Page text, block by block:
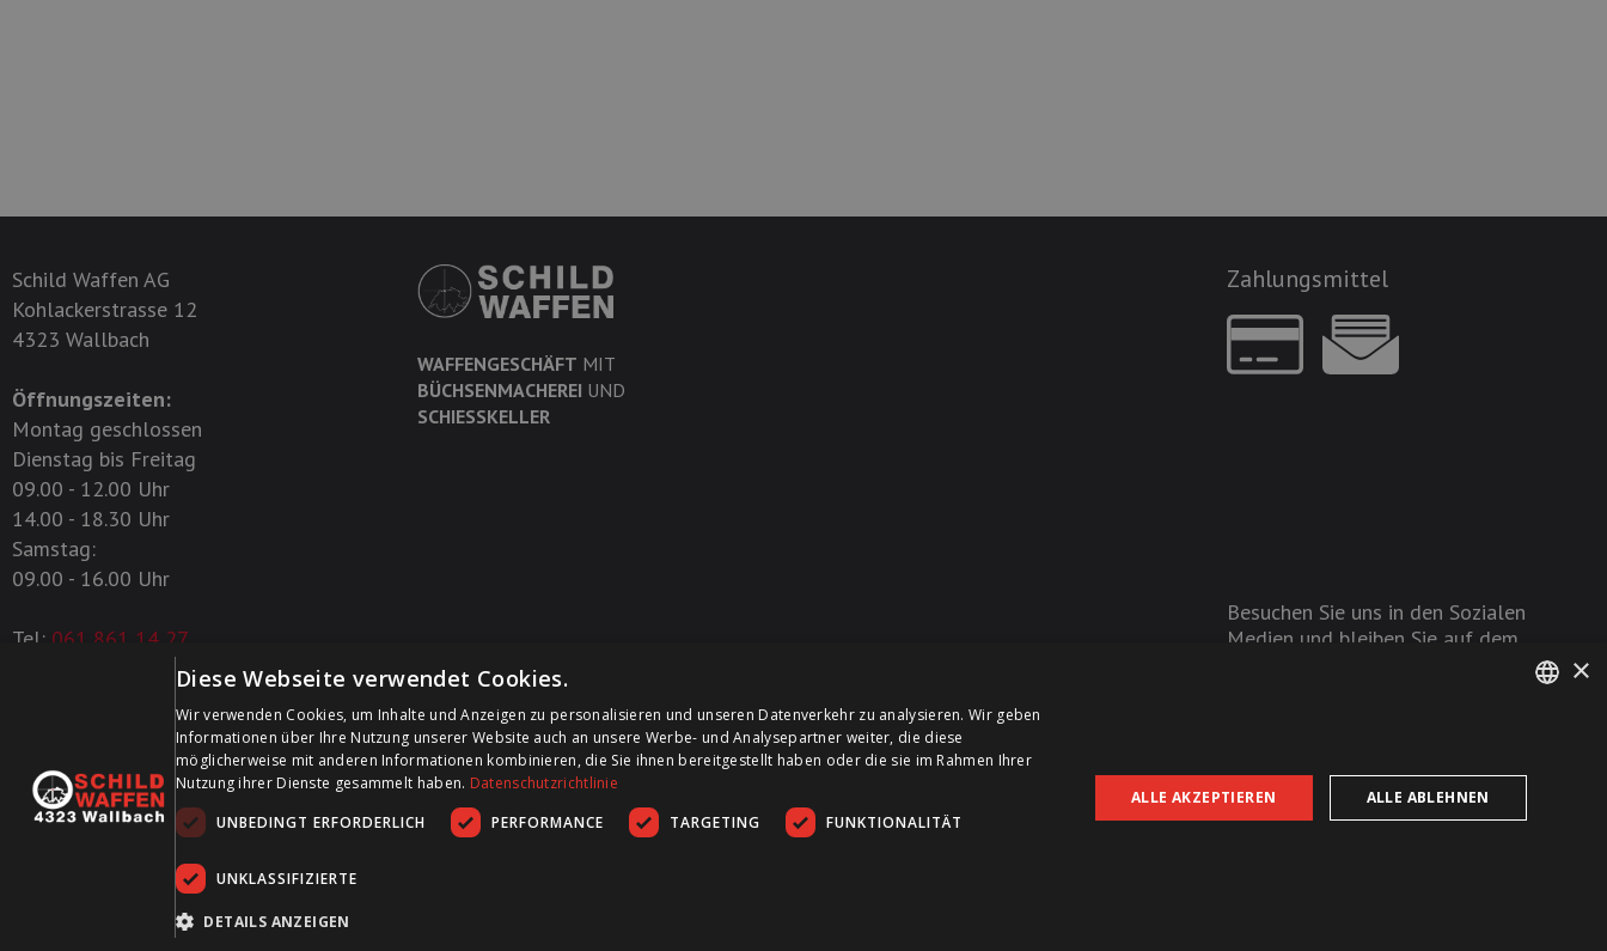
Schild Waffen AG
Kohlackerstrasse 12
4323 Wallbach
Öffnungszeiten:
Montag geschlossen
Dienstag bis Freitag
09.00 - 12.00 Uhr
14.00 - 18.30 Uhr
Samstag:
09.00 - 16.00 Uhr
Tel: 061 861 14 27
+41 61 861 14 27
+41 61 861 14 01
info@schildwaffen.ch
WAFFENGESCHÄFT MIT
BÜCHSENMACHEREI UND
SCHIESSKELLER
Zahlungsmittel
Besuchen Sie uns in den Sozialen
Medien und bleiben Sie auf dem
FRENCH
×
Diese Webseite verwendet Cookies.
Wir verwenden Cookies, um Inhalte und Anzeigen zu personalisieren und unseren Datenverkehr zu analysieren. Wir geben
Informationen über Ihre Nutzung unserer Website auch an unsere Werbe- und Analysepartner weiter, die diese
möglicherweise mit anderen Informationen kombinieren, die Sie ihnen bereitgestellt haben oder die sie im Rahmen Ihrer
Nutzung ihrer Dienste gesammelt haben. Datenschutzrichtlinie
UNBEDINGT ERFORDERLICH
PERFORMANCE TARGETING FUNKTIONALITÄT
UNKLASSIFIZIERTE
DETAILS ANZEIGEN
ALLE AKZEPTIEREN ALLE ABLEHNEN